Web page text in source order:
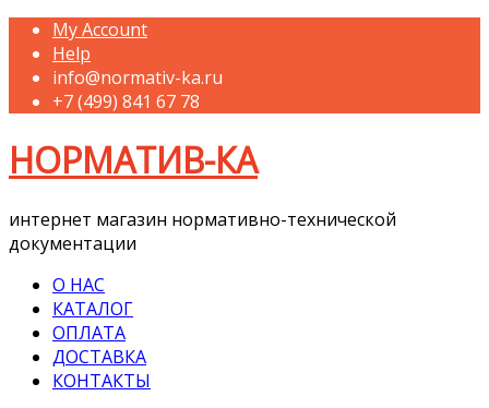
My Account
Help
info@normativ-ka.ru
+7 (499) 841 67 78
НОРМАТИВ-КА
интернет магазин нормативно-технической
документации
О НАС
КАТАЛОГ
ОПЛАТА
ДОСТАВКА
КОНТАКТЫ